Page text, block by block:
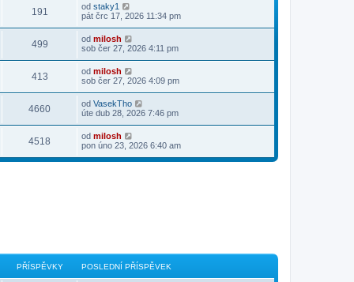
191 od staky1
pát črc 17, 2026 11:34 pm
499 od milosh
sob čer 27, 2026 4:11 pm
413 od milosh
sob čer 27, 2026 4:09 pm
4660 od VasekTho
úte dub 28, 2026 7:46 pm
4518 od milosh
pon úno 23, 2026 6:40 am
PŘÍSPĚVKY POSLEDNÍ PŘÍSPĚVEK